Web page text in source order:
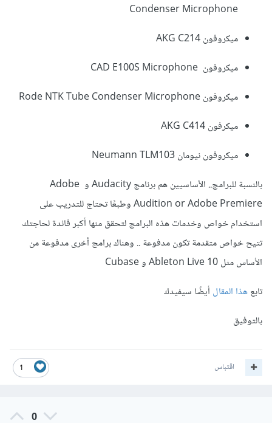
Condenser Microphone
ميكروفون AKG C214
ميكروفون CAD E100S Microphone
ميكروفون Rode NTK Tube Condenser Microphone
ميكرفون AKG C414
ميكروفون نيومان Neumann TLM103
بالنسبة للبرامج.. الأساسيين هم برنامج Audacity و Adobe
Audition or Adobe Premiere وطبعًا تحتاج للتدريب على
استخدام خواص وخدمات هذه البرامج لتحقق منها أكبر فائدة لحاجتك
تتيح خواص متقدمة تكون مدفوعة .. وهناك برامج أخرى مدفوعة من
الأساس مثل Ableton Live 10 و Cubase
تابعهذا المقالأيضًا سيفيدك
بالتوفيق
1 اقتباس
0